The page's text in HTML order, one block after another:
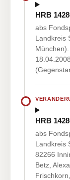
HRB
abs
Landkreis
HRB
abs
Landkreis
82266
Betz,